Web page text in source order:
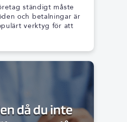
ständigt måste
och betalningar är
verktyg för att